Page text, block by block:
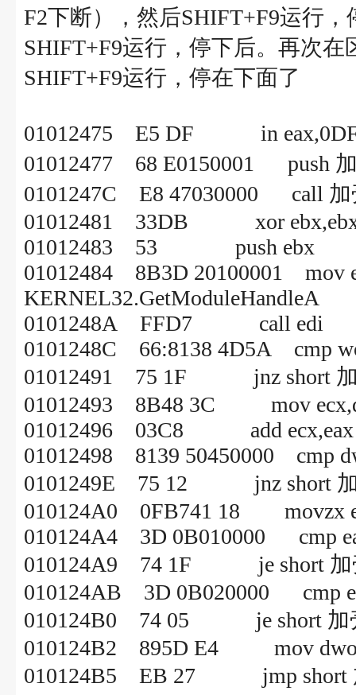
F2下断），然后SHIFT+F9运行
SHIFT+F9运行，停下后。再次在
SHIFT+F9运行，停在下面了
01012475 E5 DF in
01012477 68 E0150001 push 加
0101247C E8 47030000 call 加
01012481 33DB xor
01012483 53 push ebx
01012484 8B3D 20100001 mov
KERNEL32.GetModuleHandleA
0101248A FFD7 call edi
0101248C 66:8138 4D5A cmp
01012491 75 1F jnz short 加
01012493 8B48 3C mov
01012496 03C8 add ecx,eax
01012498 8139 50450000 cmp
0101249E 75 12 jnz short 加
010124A0 0FB741 18 movzx
010124A4 3D 0B010000 cmp
010124A9 74 1F je short 加壳
010124AB 3D 0B020000 cmp
010124B0 74 05 je short 加壳
010124B2 895D E4 mov
010124B5 EB 27 jmp short 加